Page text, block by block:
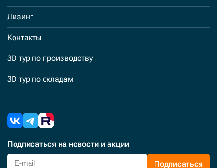
Лизинг
Контакты
3D тур по производству
3D тур по складам
Подписаться на новости и акции
Подписаться